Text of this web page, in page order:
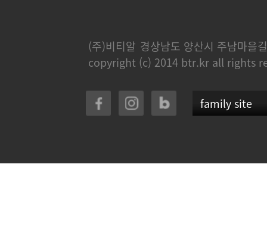
(주)비티알 경상남도 양산시 주남마을
copyright (c) 2014 btr.kr all rights
family site